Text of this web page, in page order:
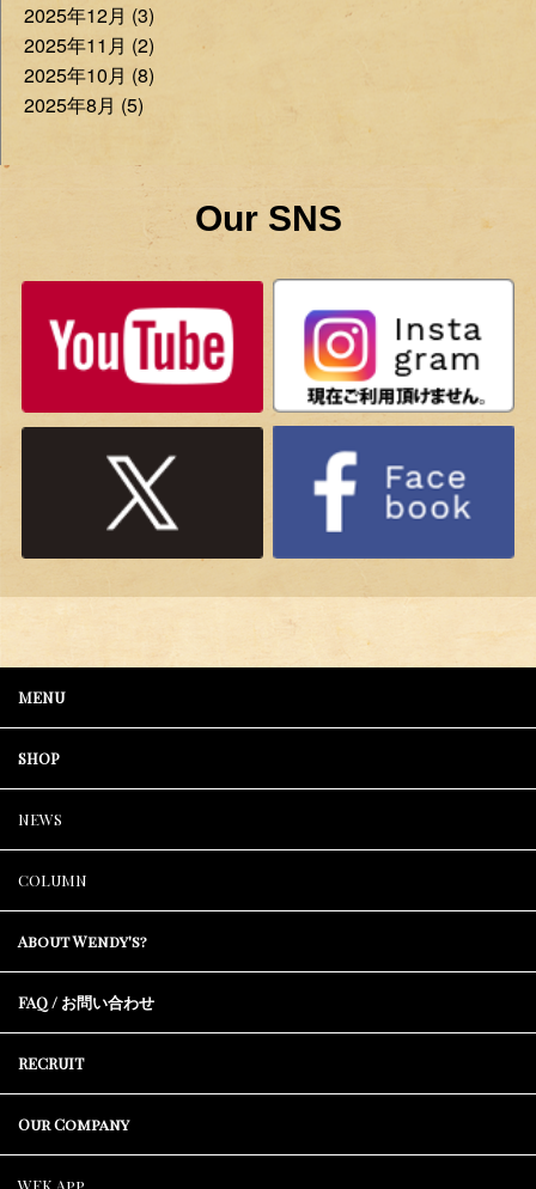
2025年12月 (3)
2025年11月 (2)
2025年10月 (8)
2025年8月 (5)
Our SNS
MENU
SHOP
NEWS
COLUMN
About Wendy's?
FAQ / お問い合わせ
RECRUIT
Our Company
WFK App